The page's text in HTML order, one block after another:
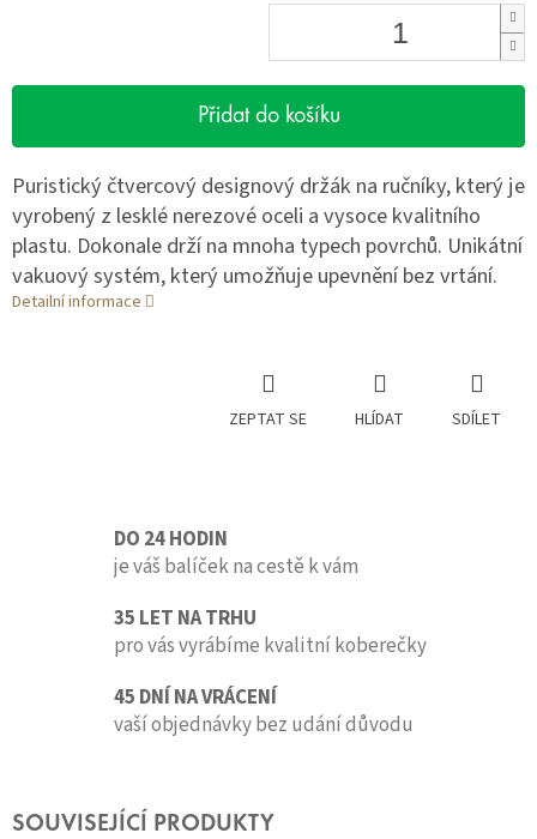
Přidat do košíku
Puristický čtvercový designový držák na ručníky, který je
vyrobený z lesklé nerezové oceli a vysoce kvalitního
plastu. Dokonale drží na mnoha typech povrchů. Unikátní
vakuový systém, který umožňuje upevnění bez vrtání.
Detailní informace
ZEPTAT SE HLÍDAT SDÍLET
DO 24 HODIN
je váš balíček na cestě k vám
35 LET NA TRHU
pro vás vyrábíme kvalitní koberečky
45 DNÍ NA VRÁCENÍ
vaší objednávky bez udání důvodu
SOUVISEJÍCÍ PRODUKTY